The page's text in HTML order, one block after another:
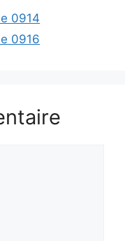
0914
0916